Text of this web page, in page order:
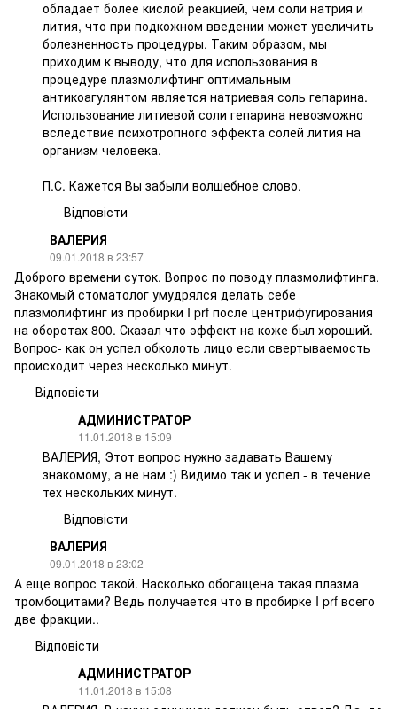
обладает более кислой реакцией, чем соли натрия и
лития, что при подкожном введении может увеличить
болезненность процедуры. Таким образом, мы
приходим к выводу, что для использования в
процедуре плазмолифтинг оптимальным
антикоагулянтом является натриевая соль гепарина.
Использование литиевой соли гепарина невозможно
вследствие психотропного эффекта солей лития на
организм человека.
П.С. Кажется Вы забыли волшебное слово.
Відповісти
ВАЛЕРИЯ
09.01.2018 в 23:57
Доброго времени суток. Вопрос по поводу плазмолифтинга.
Знакомый стоматолог умудрялся делать себе
плазмолифтинг из пробирки I prf после центрифугирования
на оборотах 800. Сказал что эффект на коже был хороший.
Вопрос- как он успел обколоть лицо если свертываемость
происходит через несколько минут.
Відповісти
АДМИНИСТРАТОР
11.01.2018 в 15:09
ВАЛЕРИЯ, Этот вопрос нужно задавать Вашему
знакомому, а не нам :) Видимо так и успел - в течение
тех нескольких минут.
Відповісти
ВАЛЕРИЯ
09.01.2018 в 23:02
А еще вопрос такой. Насколько обогащена такая плазма
тромбоцитами? Ведь получается что в пробирке I prf всего
две фракции..
Відповісти
АДМИНИСТРАТОР
11.01.2018 в 15:08